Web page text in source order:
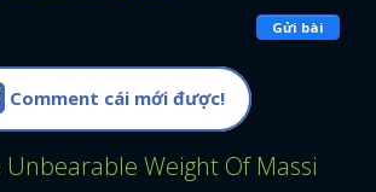
Gửi bài
Comment cái mới được!
Unbearable Weight Of Massive